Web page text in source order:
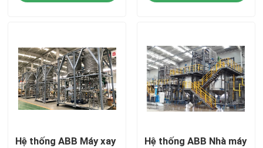
Tin tức
Các trường hợp
Yêu cầu báo giá
Hệ thống ABB Máy xay
Hệ thống ABB Nhà máy